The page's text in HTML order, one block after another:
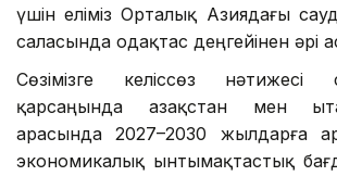
үшін еліміз Орталық Азиядағы
саласында одақтас деңгейінен әрі
Сөзімізге келіссөз
қарсаңында Қазақстан мен
арасында 2027–2030 жылдарға
экономикалық ынтымақтастық